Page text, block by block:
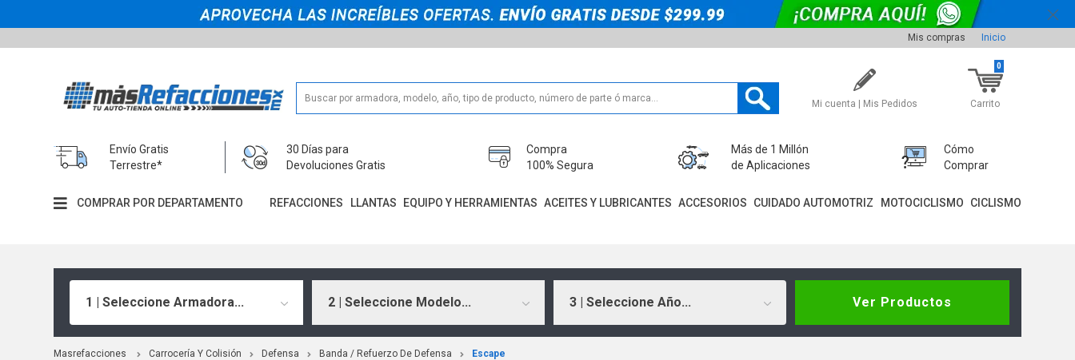
Mis compras Inicio
Mi cuenta | Mis Pedidos Carrito
0
Envío Gratis
Terrestre*
30 Días para
Devoluciones Gratis
Compra
100% Segura
Más de 1 Millón
de Aplicaciones
Cómo
Comprar
COMPRAR POR DEPARTAMENTO REFACCIONES LLANTAS EQUIPO Y HERRAMIENTAS ACEITES Y LUBRICANTES ACCESORIOS CUIDADO AUTOMOTRIZ MOTOCICLISMO CICLISMO
1 | Seleccione Armadora... 2 | Seleccione Modelo... 3 | Seleccione Año... Ver Productos
Masrefacciones Carrocería Y Colisión Defensa Banda / Refuerzo De Defensa Escape